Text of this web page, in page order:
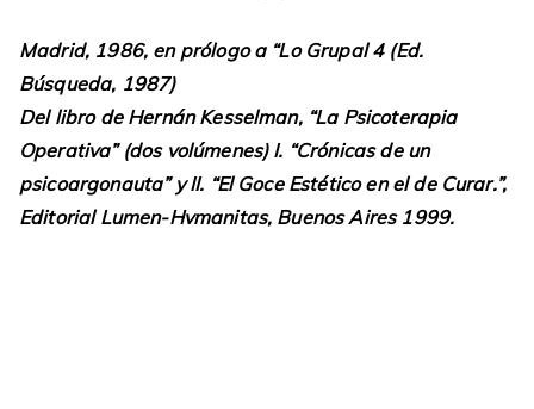
Madrid, 1986, en prólogo a “Lo Grupal 4 (Ed.
Búsqueda, 1987)
Del libro de Hernán Kesselman, “La Psicoterapia
Operativa” (dos volúmenes) I. “Crónicas de un
psicoargonauta” y II. “El Goce Estético en el de Curar.”,
Editorial Lumen-Hvmanitas, Buenos Aires 1999.